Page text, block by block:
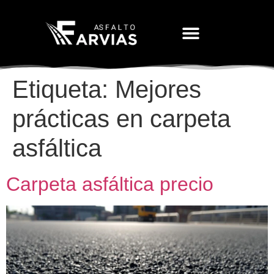
Etiqueta: Mejores
prácticas en carpeta
asfáltica
Carpeta asfáltica precio